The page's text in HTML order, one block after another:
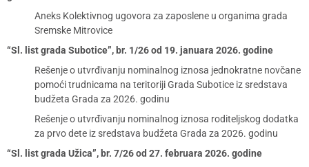
Aneks Kolektivnog ugovora za zaposlene u organima grada
Sremske Mitrovice
“Sl. list grada Subotice”, br. 1/26 od 19. januara 2026. godine
Rešenje o utvrđivanju nominalnog iznosa jednokratne novčane
pomoći trudnicama na teritoriji Grada Subotice iz sredstava
budžeta Grada za 2026. godinu
Rešenje o utvrđivanju nominalnog iznosa roditeljskog dodatka
za prvo dete iz sredstava budžeta Grada za 2026. godinu
“Sl. list grada Užica”, br. 7/26 od 27. februara 2026. godine